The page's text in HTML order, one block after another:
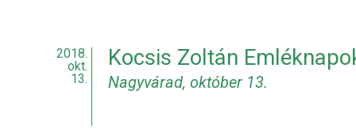
2018.
okt.
13.
Kocsis Zoltán
Nagyvárad, október 13.